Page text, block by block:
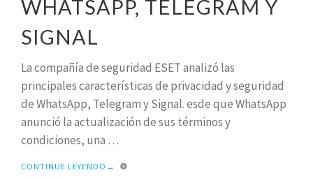
WHATSAPP, TELEGRAM Y
SIGNAL
La compañía de seguridad ESET analizó las
principales características de privacidad y seguridad
de WhatsApp, Telegram y Signal. esde que WhatsApp
anunció la actualización de sus términos y
condiciones, una …
CONTINUE LEYENDO →